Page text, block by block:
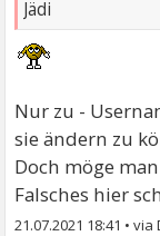
Jädi
Nur zu -
sie ändern zu
Doch möge
Falsches hier
21.07.2021 18:41 •